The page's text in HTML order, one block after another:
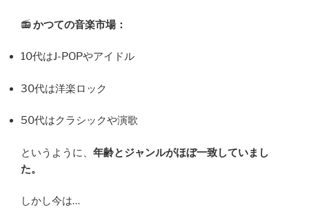
📻かつての音楽市場：
10代はJ-POPやアイドル
30代は洋楽ロック
50代はクラシックや演歌
というように、 年齢とジャンルがほぼ一致していまし
た。
しかし今は…